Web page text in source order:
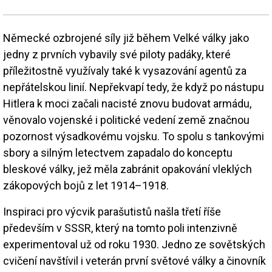
Německé ozbrojené síly již během Velké války jako
jedny z prvních vybavily své piloty padáky, které
příležitostně využívaly také k vysazování agentů za
nepřátelskou linií. Nepřekvapí tedy, že když po nástupu
Hitlera k moci začali nacisté znovu budovat armádu,
věnovalo vojenské i politické vedení země značnou
pozornost výsadkovému vojsku. To spolu s tankovými
sbory a silným letectvem zapadalo do konceptu
bleskové války, jež měla zabránit opakování vleklých
zákopových bojů z let 1914–1918.
Inspiraci pro výcvik parašutistů našla třetí říše
především v SSSR, který na tomto poli intenzivně
experimentoval už od roku 1930. Jedno ze sovětských
cvičení navštívil i veterán první světové války a činovník